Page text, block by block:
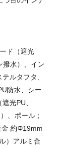
ド（遮光
撥水）、イン
ルタフタ、
防水、シー
光PU、
、ポール；
金 約Φ19mm
）アルミ合